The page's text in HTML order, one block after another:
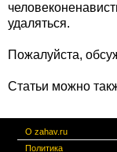
удаляться.
Пожалуйста,
Статьи можно
О zahav.ru
Политика